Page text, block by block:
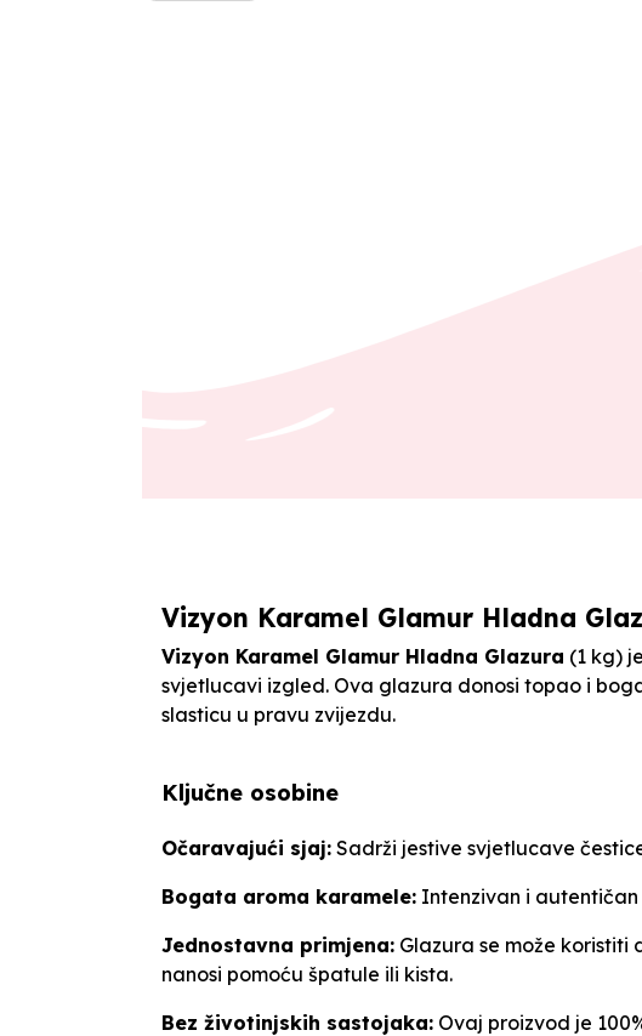
Vizyon Karamel Glamur Hladna
Vizyon Karamel Glamur Hladna Glazura (1 kg)
svjetlucavi izgled. Ova glazura donosi topao i
slasticu u pravu zvijezdu.
Ključne osobine
Očaravajući sjaj: Sadrži jestive svjetlucave
Bogata aroma karamele: Intenzivan i
Jednostavna primjena: Glazura se može koristiti
nanosi pomoću špatule ili kista.
Bez životinjskih sastojaka: Ovaj proizvod je